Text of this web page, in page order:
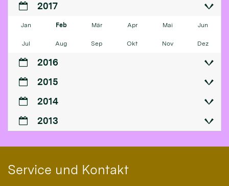
2017
Jan Feb Mär Apr Mai Jun
Jul Aug Sep Okt Nov Dez
2016
2015
2014
2013
Service und Kontakt